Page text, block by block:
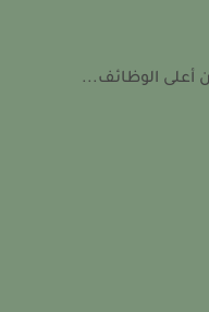
الوظائف...